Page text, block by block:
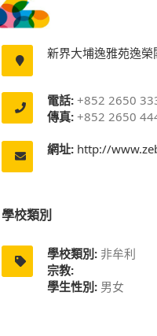
新界大埔逸雅苑逸
電話: +852 2650
傳真: +852 2650
網址: http://
學校類別
學校類別: 非牟利
宗教:
學生性別: 男女